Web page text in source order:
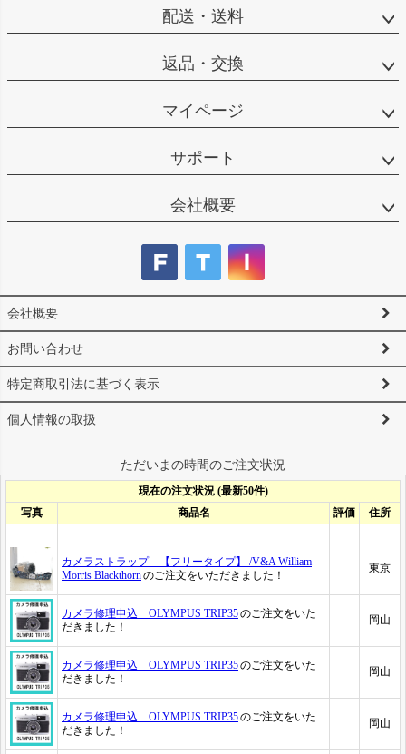
配送・送料
返品・交換
マイページ
サポート
会社概要
会社概要
お問い合わせ
特定商取引法に基づく表示
個人情報の取扱
ただいまの時間のご注文状況